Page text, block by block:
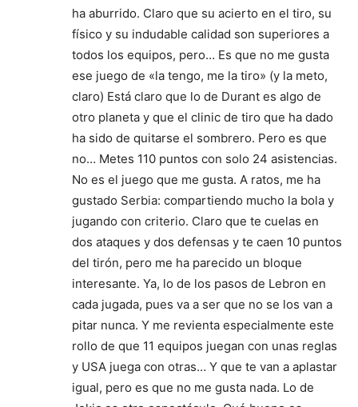
ha aburrido. Claro que su acierto en el tiro, su
físico y su indudable calidad son superiores a
todos los equipos, pero… Es que no me gusta
ese juego de «la tengo, me la tiro» (y la meto,
claro) Está claro que lo de Durant es algo de
otro planeta y que el clinic de tiro que ha dado
ha sido de quitarse el sombrero. Pero es que
no… Metes 110 puntos con solo 24 asistencias.
No es el juego que me gusta. A ratos, me ha
gustado Serbia: compartiendo mucho la bola y
jugando con criterio. Claro que te cuelas en
dos ataques y dos defensas y te caen 10 puntos
del tirón, pero me ha parecido un bloque
interesante. Ya, lo de los pasos de Lebron en
cada jugada, pues va a ser que no se los van a
pitar nunca. Y me revienta especialmente este
rollo de que 11 equipos juegan con unas reglas
y USA juega con otras… Y que te van a aplastar
igual, pero es que no me gusta nada. Lo de